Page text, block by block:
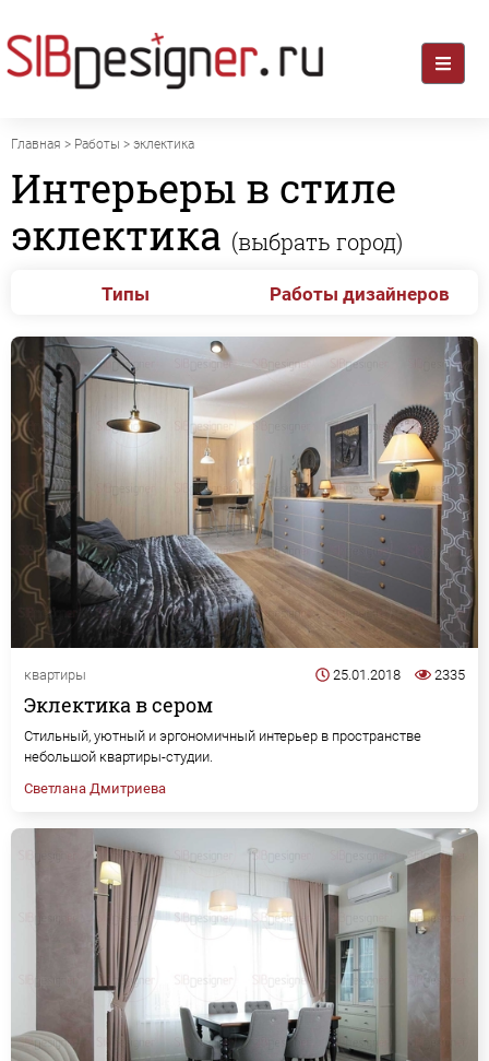
Главная > Работы > эклектика
Интерьеры в стиле
эклектика (выбрать город)
Типы Работы дизайнеров
квартиры 25.01.2018 2335
Эклектика в сером
Стильный, уютный и эргономичный интерьер в пространстве
небольшой квартиры-студии.
Светлана Дмитриева